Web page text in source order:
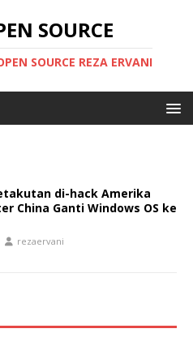
SOURCE
SOURCE REZA ERVANI
di-hack Amerika
China Ganti Windows OS ke
rezaervani